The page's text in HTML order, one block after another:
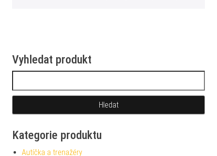
Vyhledat produkt
Kategorie produktu
Autíčka a trenažéry